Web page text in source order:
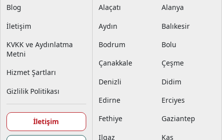
Blog
İletişim
KVKK ve Aydınlatma
Metni
Hizmet Şartları
Gizlilik Politikası
İletişim
Alaçatı
Alanya
Aydın
Balıkesir
Bodrum
Bolu
Çanakkale
Çeşme
Denizli
Didim
Edirne
Erciyes
Fethiye
Gaziantep
Ilgaz
Kaş